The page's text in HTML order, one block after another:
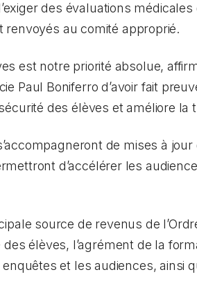
des évaluations
au comité approprié.
est notre priorité absolue,
Paul Boniferro d’avoir fait
des élèves et améliore la
de mises à
d’accélérer les
source de revenus de
élèves, l’agrément de la
et les audiences, ainsi